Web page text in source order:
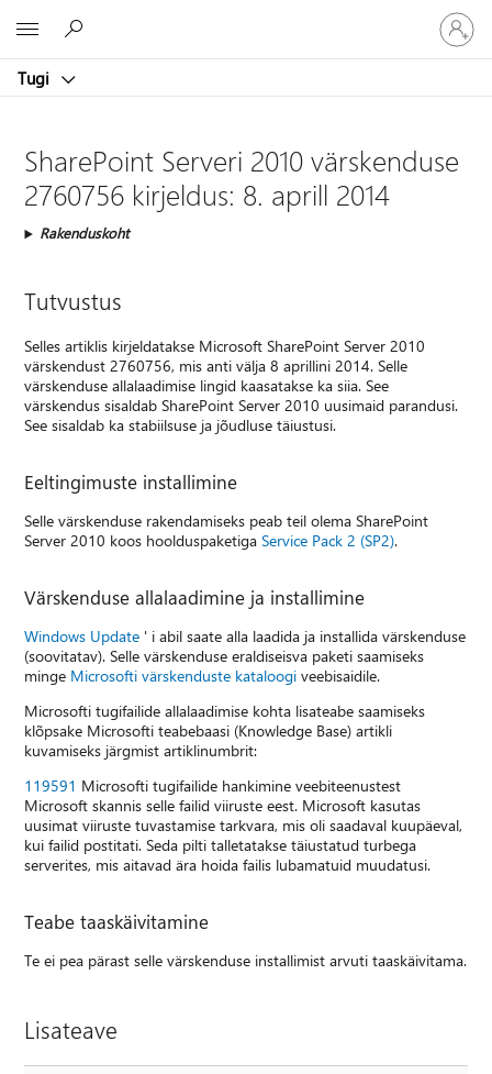
Tugi
Logige
sisse
oma
SharePoint Serveri 2010 värskenduse
2760756 kirjeldus: 8. aprill 2014
Rakenduskoht
Tutvustus
Selles artiklis kirjeldatakse Microsoft SharePoint Server 2010
värskendust 2760756, mis anti välja 8 aprillini 2014. Selle
värskenduse allalaadimise lingid kaasatakse ka siia. See
värskendus sisaldab SharePoint Server 2010 uusimaid parandusi.
See sisaldab ka stabiilsuse ja jõudluse täiustusi.
Eeltingimuste installimine
Selle värskenduse rakendamiseks peab teil olema SharePoint
Server 2010 koos hoolduspaketigaService Pack 2 (SP2).
Värskenduse allalaadimine ja installimine
Windows Update ' i abil saate alla laadida ja installida värskenduse
(soovitatav). Selle värskenduse eraldiseisva paketi saamiseks
minge Microsofti värskenduste kataloogi veebisaidile.
Microsofti tugifailide allalaadimise kohta lisateabe saamiseks
klõpsake Microsofti teabebaasi (Knowledge Base) artikli
kuvamiseks järgmist artiklinumbrit:
119591 Microsofti tugifailide hankimine veebiteenustest
Microsoft skannis selle failid viiruste eest. Microsoft kasutas
uusimat viiruste tuvastamise tarkvara, mis oli saadaval kuupäeval,
kui failid postitati. Seda pilti talletatakse täiustatud turbega
serverites, mis aitavad ära hoida failis lubamatuid muudatusi.
Teabe taaskäivitamine
Te ei pea pärast selle värskenduse installimist arvuti taaskäivitama.
Lisateave